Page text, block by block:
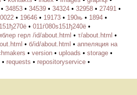
• 34853 • 34539 • 34324 • 32958 • 27491 •
• 19646 • 19173 • 190њ • 1894 •
• 011ѓ080ѕ151ђ240ё •
герл /id/about.html • т/about.html •
• б/id/about.html • аппеляция на
• version • uploads • storage •
• requests • repositoryservice •